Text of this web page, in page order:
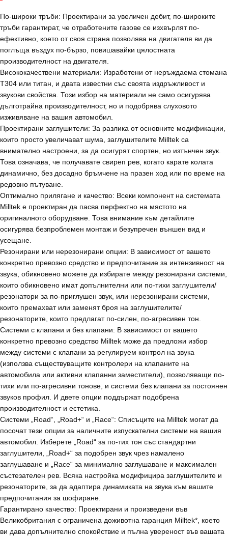
По-широки тръби: Проектирани за увеличен дебит, по-широките
тръби гарантират, че отработените газове се изхвърлят по-
ефективно, което от своя страна позволява на двигателя ви да
поглъща въздух по-бързо, повишавайки цялостната
производителност на двигателя.
Висококачествени материали: Изработени от неръждаема стомана
T304 или титан, и двата известни със своята издръжливост и
звукови свойства. Този избор на материали не само осигурява
дълготрайна производителност, но и подобрява слуховото
изживяване на вашия автомобил.
Проектирани заглушители: За разлика от основните модификации,
които просто увеличават шума, заглушителите Milltek са
внимателно настроени, за да осигурят спортен, но изтънчен звук.
Това означава, че получавате свиреп рев, когато карате колата
динамично, без досадно бръмчене на празен ход или по време на
редовно пътуване.
Оптимално прилягане и качество: Всеки компонент на системата
Milltek е проектиран да пасва перфектно на мястото на
оригиналното оборудване. Това внимание към детайлите
осигурява безпроблемен монтаж и безупречен външен вид и
усещане.
Резонирани или нерезонирани опции: В зависимост от вашето
конкретно превозно средство и предпочитание за интензивност на
звука, обикновено можете да избирате между резонирани системи,
които обикновено имат допълнителни или по-тихи заглушители/
резонатори за по-приглушен звук, или нерезонирани системи,
които премахват или заменят броя на заглушителите/
резонаторите, които предлагат по-силен, по-агресивен тон.
Системи с клапани и без клапани: В зависимост от вашето
конкретно превозно средство Milltek може да предложи избор
между системи с клапани за регулируем контрол на звука
(използва съществуващите контролери на клапаните на
автомобила или активни клапанни заместители), позволяващи по-
тихи или по-агресивни тонове, и системи без клапани за постоянен
звуков профил. И двете опции поддържат подобрена
производителност и естетика.
Системи „Road“, „Road+“ и „Race“: Списъците на Milltek могат да
посочат тези опции за наличните изпускателни системи на вашия
автомобил. Изберете „Road“ за по-тих тон със стандартни
заглушители, „Road+“ за подобрен звук чрез намалено
заглушаване и „Race“ за минимално заглушаване и максимален
състезателен рев. Всяка настройка модифицира заглушителите и
резонаторите, за да адаптира динамиката на звука към вашите
предпочитания за шофиране.
Гарантирано качество: Проектирани и произведени във
Великобритания с ограничена доживотна гаранция Milltek*, което
ви дава допълнително спокойствие и пълна увереност във вашата